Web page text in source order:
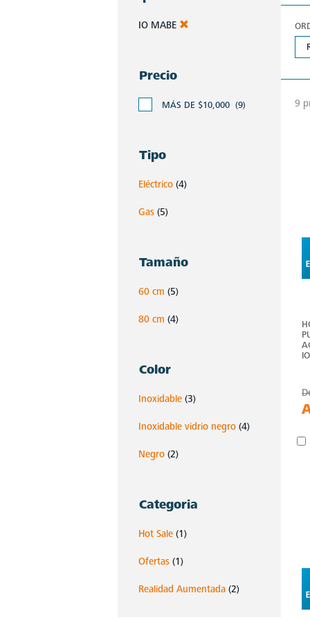
IO MABE
Precio
MÁS DE $10,000 (9)
Tipo
Eléctrico (4)
Gas (5)
Tamaño
60 cm (5)
80 cm (4)
Color
Inoxidable (3)
Inoxidable vidrio negro (4)
Negro (2)
Categoria
Hot Sale (1)
Ofertas (1)
Realidad Aumentada (2)
9